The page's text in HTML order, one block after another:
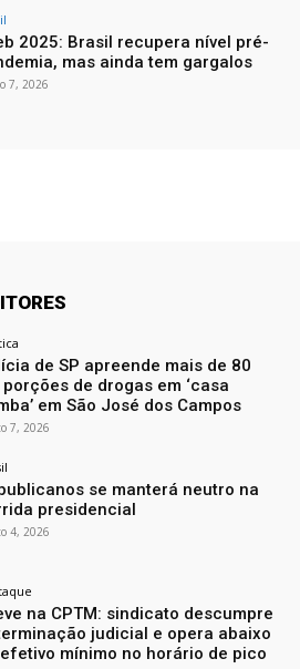
2025: Brasil recupera nível pré-
mas ainda tem gargalos
7, 2026
de SP apreende mais de 80
porções de drogas em ‘casa
em São José dos Campos
7, 2026
se manterá neutro na
presidencial
4, 2026
na CPTM: sindicato descumpre
judicial e opera abaixo
mínimo no horário de pico